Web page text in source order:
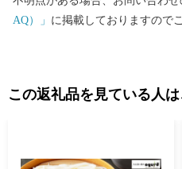
AQ）」 に掲載しておりますので
この返礼品を見ている人